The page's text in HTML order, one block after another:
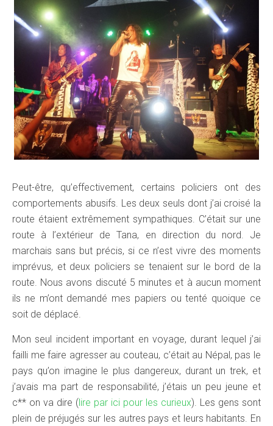
Peut-être, qu’effectivement, certains policiers ont des
comportements abusifs. Les deux seuls dont j’ai croisé la
route étaient extrêmement sympathiques. C’était sur une
route à l’extérieur de Tana, en direction du nord. Je
marchais sans but précis, si ce n’est vivre des moments
imprévus, et deux policiers se tenaient sur le bord de la
route. Nous avons discuté 5 minutes et à aucun moment
ils ne m’ont demandé mes papiers ou tenté quoique ce
soit de déplacé.
Mon seul incident important en voyage, durant lequel j’ai
failli me faire agresser au couteau, c’était au Népal, pas le
pays qu’on imagine le plus dangereux, durant un trek, et
j’avais ma part de responsabilité, j’étais un peu jeune et
c** on va dire (lire par ici pour les curieux). Les gens sont
plein de préjugés sur les autres pays et leurs habitants. En